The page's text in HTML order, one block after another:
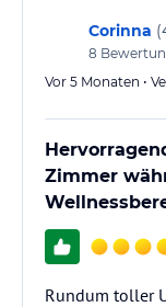
Corinna (
8
Vor 5 Monaten •
Zimmer
Rundum toller